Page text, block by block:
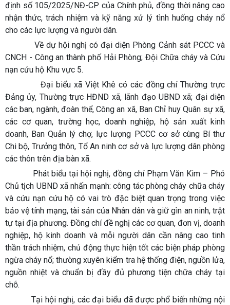
định số 105/2025/NĐ-CP của Chính phủ, đồng thời nâng cao
nhận thức, trách nhiệm và kỹ năng xử lý tình huống cháy nổ
cho các lực lượng và người dân.
Về dự hội nghị có đại diện Phòng Cảnh sát PCCC và
CNCH - Công an thành phố Hải Phòng; Đội Chữa cháy và Cứu
nạn cứu hộ Khu vực 5.
Đại biểu xã Việt Khê có các đồng chí Thường trực
Đảng ủy, Thường trực HĐND xã, lãnh đạo UBND xã; đại diện
các ban, ngành, đoàn thể, Công an xã, Ban Chỉ huy Quân sự xã,
các cơ quan, trường học, doanh nghiệp, hộ sản xuất kinh
doanh, Ban Quản lý chợ, lực lượng PCCC cơ sở cùng Bí thư
Chi bộ, Trưởng thôn, Tổ An ninh cơ sở và lực lượng dân phòng
các thôn trên địa bàn xã.
Phát biểu tại hội nghị, đồng chí Phạm Văn Kim – Phó
Chủ tịch UBND xã nhấn mạnh: công tác phòng cháy chữa cháy
và cứu nạn cứu hộ có vai trò đặc biệt quan trọng trong việc
bảo vệ tính mạng, tài sản của Nhân dân và giữ gìn an ninh, trật
tự tại địa phương. Đồng chí đề nghị các cơ quan, đơn vị, doanh
nghiệp, hộ kinh doanh và mỗi người dân cần nâng cao tinh
thần trách nhiệm, chủ động thực hiện tốt các biện pháp phòng
ngừa cháy nổ; thường xuyên kiểm tra hệ thống điện, nguồn lửa,
nguồn nhiệt và chuẩn bị đầy đủ phương tiện chữa cháy tại
chỗ.
Tại hội nghị, các đại biểu đã được phổ biến những nội